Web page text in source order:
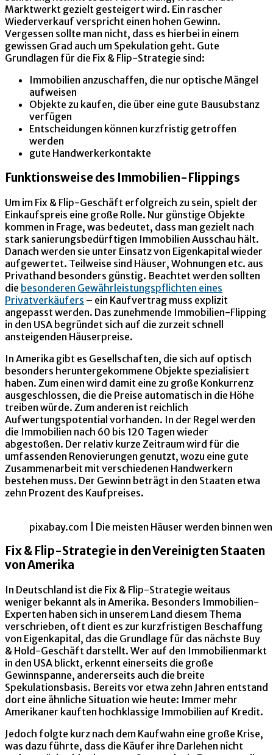
Marktwerkt gezielt gesteigert wird. Ein rascher
Wiederverkauf verspricht einen hohen Gewinn.
Vergessen sollte man nicht, dass es hierbei in einem
gewissen Grad auch um Spekulation geht. Gute
Grundlagen für die Fix & Flip-Strategie sind:
Immobilien anzuschaffen, die nur optische Mängel
aufweisen
Objekte zu kaufen, die über eine gute Bausubstanz
verfügen
Entscheidungen können kurzfristig getroffen
werden
gute Handwerkerkontakte
Funktionsweise des Immobilien-Flippings
Um im Fix & Flip-Geschäft erfolgreich zu sein, spielt der
Einkaufspreis eine große Rolle. Nur günstige Objekte
kommen in Frage, was bedeutet, dass man gezielt nach
stark sanierungsbedürftigen Immobilien Ausschau hält.
Danach werden sie unter Einsatz von Eigenkapital wieder
aufgewertet. Teilweise sind Häuser, Wohnungen etc. aus
Privathand besonders günstig. Beachtet werden sollten
die besonderen Gewährleistungspflichten eines
Privatverkäufers – ein Kaufvertrag muss explizit
angepasst werden. Das zunehmende Immobilien-Flipping
in den USA begründet sich auf die zurzeit schnell
ansteigenden Häuserpreise.
In Amerika gibt es Gesellschaften, die sich auf optisch
besonders heruntergekommene Objekte spezialisiert
haben. Zum einen wird damit eine zu große Konkurrenz
ausgeschlossen, die die Preise automatisch in die Höhe
treiben würde. Zum anderen ist reichlich
Aufwertungspotential vorhanden. In der Regel werden
die Immobilien nach 60 bis 120 Tagen wieder
abgestoßen. Der relativ kurze Zeitraum wird für die
umfassenden Renovierungen genutzt, wozu eine gute
Zusammenarbeit mit verschiedenen Handwerkern
bestehen muss. Der Gewinn beträgt in den Staaten etwa
zehn Prozent des Kaufpreises.
pixabay.com | Die meisten Häuser werden binnen
Fix & Flip-Strategie in den Vereinigten Staaten
von Amerika
In Deutschland ist die Fix & Flip-Strategie weitaus
weniger bekannt als in Amerika. Besonders Immobilien-
Experten haben sich in unserem Land diesem Thema
verschrieben, oft dient es zur kurzfristigen Beschaffung
von Eigenkapital, das die Grundlage für das nächste Buy
& Hold-Geschäft darstellt. Wer auf den Immobilienmarkt
in den USA blickt, erkennt einerseits die große
Gewinnspanne, andererseits auch die breite
Spekulationsbasis. Bereits vor etwa zehn Jahren entstand
dort eine ähnliche Situation wie heute: Immer mehr
Amerikaner kauften hochklassige Immobilien auf Kredit.
Jedoch folgte kurz nach dem Kaufwahn eine große Krise,
was dazu führte, dass die Käufer ihre Darlehen nicht